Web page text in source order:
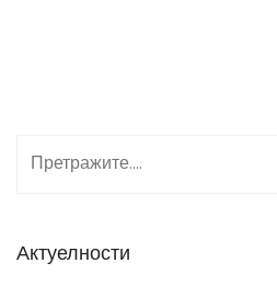
Актуелности